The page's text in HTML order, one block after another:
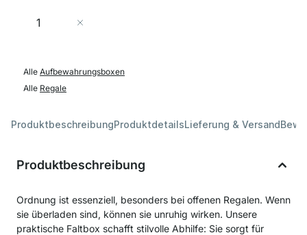
Menge
Alle Aufbewahrungsboxen
Alle Regale
ProduktbeschreibungProduktdetailsLieferung & Versand
Produktbeschreibung
Ordnung ist essenziell, besonders bei offenen Regalen. Wenn
sie überladen sind, können sie unruhig wirken. Unsere
praktische Faltbox schafft stilvolle Abhilfe: Sie sorgt für